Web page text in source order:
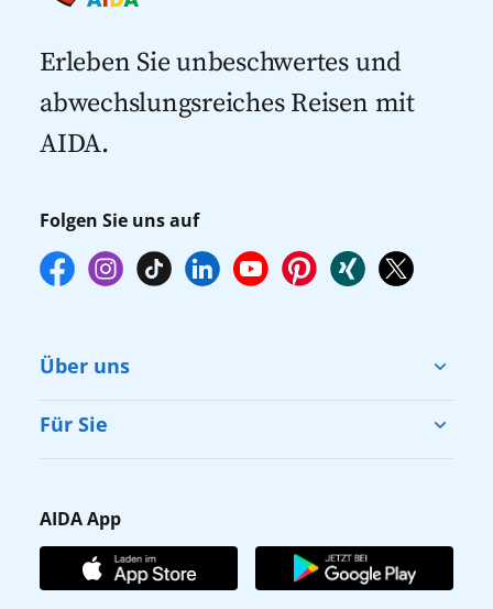
mehr zur Verfügung stehen. Deshalb
Ihrer Lieblingsausflüge vor Reisebeginn
online über myAIDA vorzunehmen.
Kreuzfahrten mit Flug
Kreuzfahrten 2027
Erleben Sie unbeschwertes und
abwechslungsreiches Reisen mit
AIDA.
Folgen Sie uns auf
Über uns
Cruise & Help
Karriere
Affiliateprogramm
Für Sie
Gästefragebogen
AIDA Club
AIDA App
AIDA App